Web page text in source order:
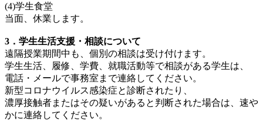
(4)学生食堂
当面、休業します。
3．学生生活支援・相談について
遠隔授業期間中も、個別の相談は受け付けます。
学生生活、履修、学費、就職活動等で相談がある学生は、
電話・メールで事務室まで連絡してください。
新型コロナウイルス感染症と診断されたり、
濃厚接触者またはその疑いがあると判断された場合は、速や
かに連絡してください。